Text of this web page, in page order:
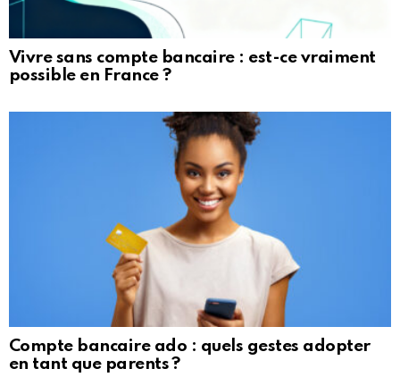
Vivre sans compte bancaire : est-ce vraiment
possible en France ?
Compte bancaire ado : quels gestes adopter
en tant que parents ?